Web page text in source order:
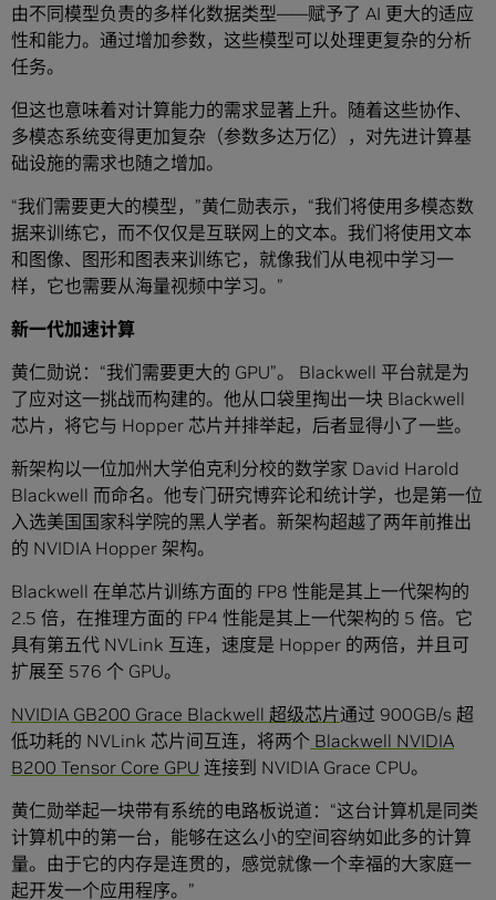
由不同模型负责的多样化数据类型——赋予了 AI 更大的适应
性和能力。通过增加参数，这些模型可以处理更复杂的分析
任务。
但这也意味着对计算能力的需求显著上升。随着这些协作、
多模态系统变得更加复杂（参数多达万亿），对先进计算基
础设施的需求也随之增加。
“我们需要更大的模型，”黄仁勋表示，“我们将使用多模态数
据来训练它，而不仅仅是互联网上的文本。我们将使用文本
和图像、图形和图表来训练它，就像我们从电视中学习一
样，它也需要从海量视频中学习。”
新一代加速计算
黄仁勋说：“我们需要更大的 GPU”。 Blackwell 平台就是为
了应对这一挑战而构建的。他从口袋里掏出一块 Blackwell
芯片，将它与 Hopper 芯片并排举起，后者显得小了一些。
新架构以一位加州大学伯克利分校的数学家 David Harold
Blackwell 而命名。他专门研究博弈论和统计学，也是第一位
入选美国国家科学院的黑人学者。新架构超越了两年前推出
的 NVIDIA Hopper 架构。
Blackwell 在单芯片训练方面的 FP8 性能是其上一代架构的
2.5 倍，在推理方面的 FP4 性能是其上一代架构的 5 倍。它
具有第五代 NVLink 互连，速度是 Hopper 的两倍，并且可
扩展至 576 个 GPU。
NVIDIA GB200 Grace Blackwell 超级芯片通过 900GB/s 超
低功耗的 NVLink 芯片间互连，将两个 Blackwell NVIDIA
B200 Tensor Core GPU 连接到 NVIDIA Grace CPU。
黄仁勋举起一块带有系统的电路板说道：“这台计算机是同类
计算机中的第一台，能够在这么小的空间容纳如此多的计算
量。由于它的内存是连贯的，感觉就像一个幸福的大家庭一
起开发一个应用程序。”